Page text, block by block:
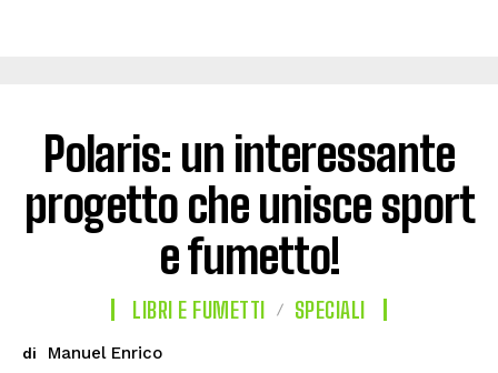
Polaris: un interessante
progetto che unisce sport
e fumetto!
LIBRI E FUMETTI SPECIALI
di Manuel Enrico